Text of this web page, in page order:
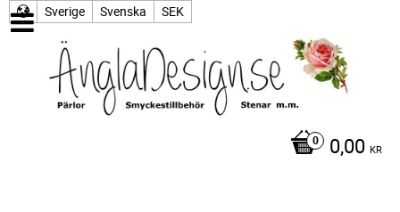
Sverige Svenska SEK
0,00 KR